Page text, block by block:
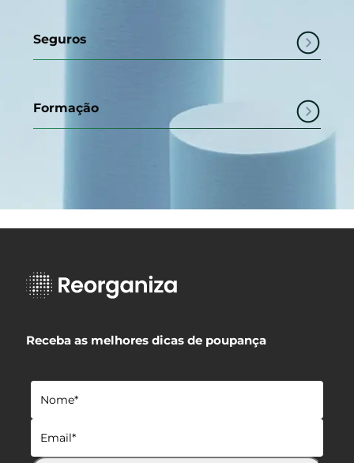
Seguros
Formação
Receba as melhores dicas de poupança